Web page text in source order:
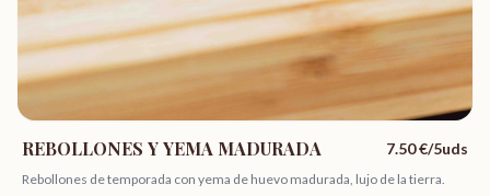
REBOLLONES Y YEMA MADURADA 7.50€/5uds
Rebollones de temporada con yema de huevo madurada, lujo de la tierra.